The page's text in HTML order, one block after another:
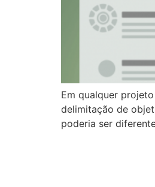
Em qualquer
delimitação de
poderia ser